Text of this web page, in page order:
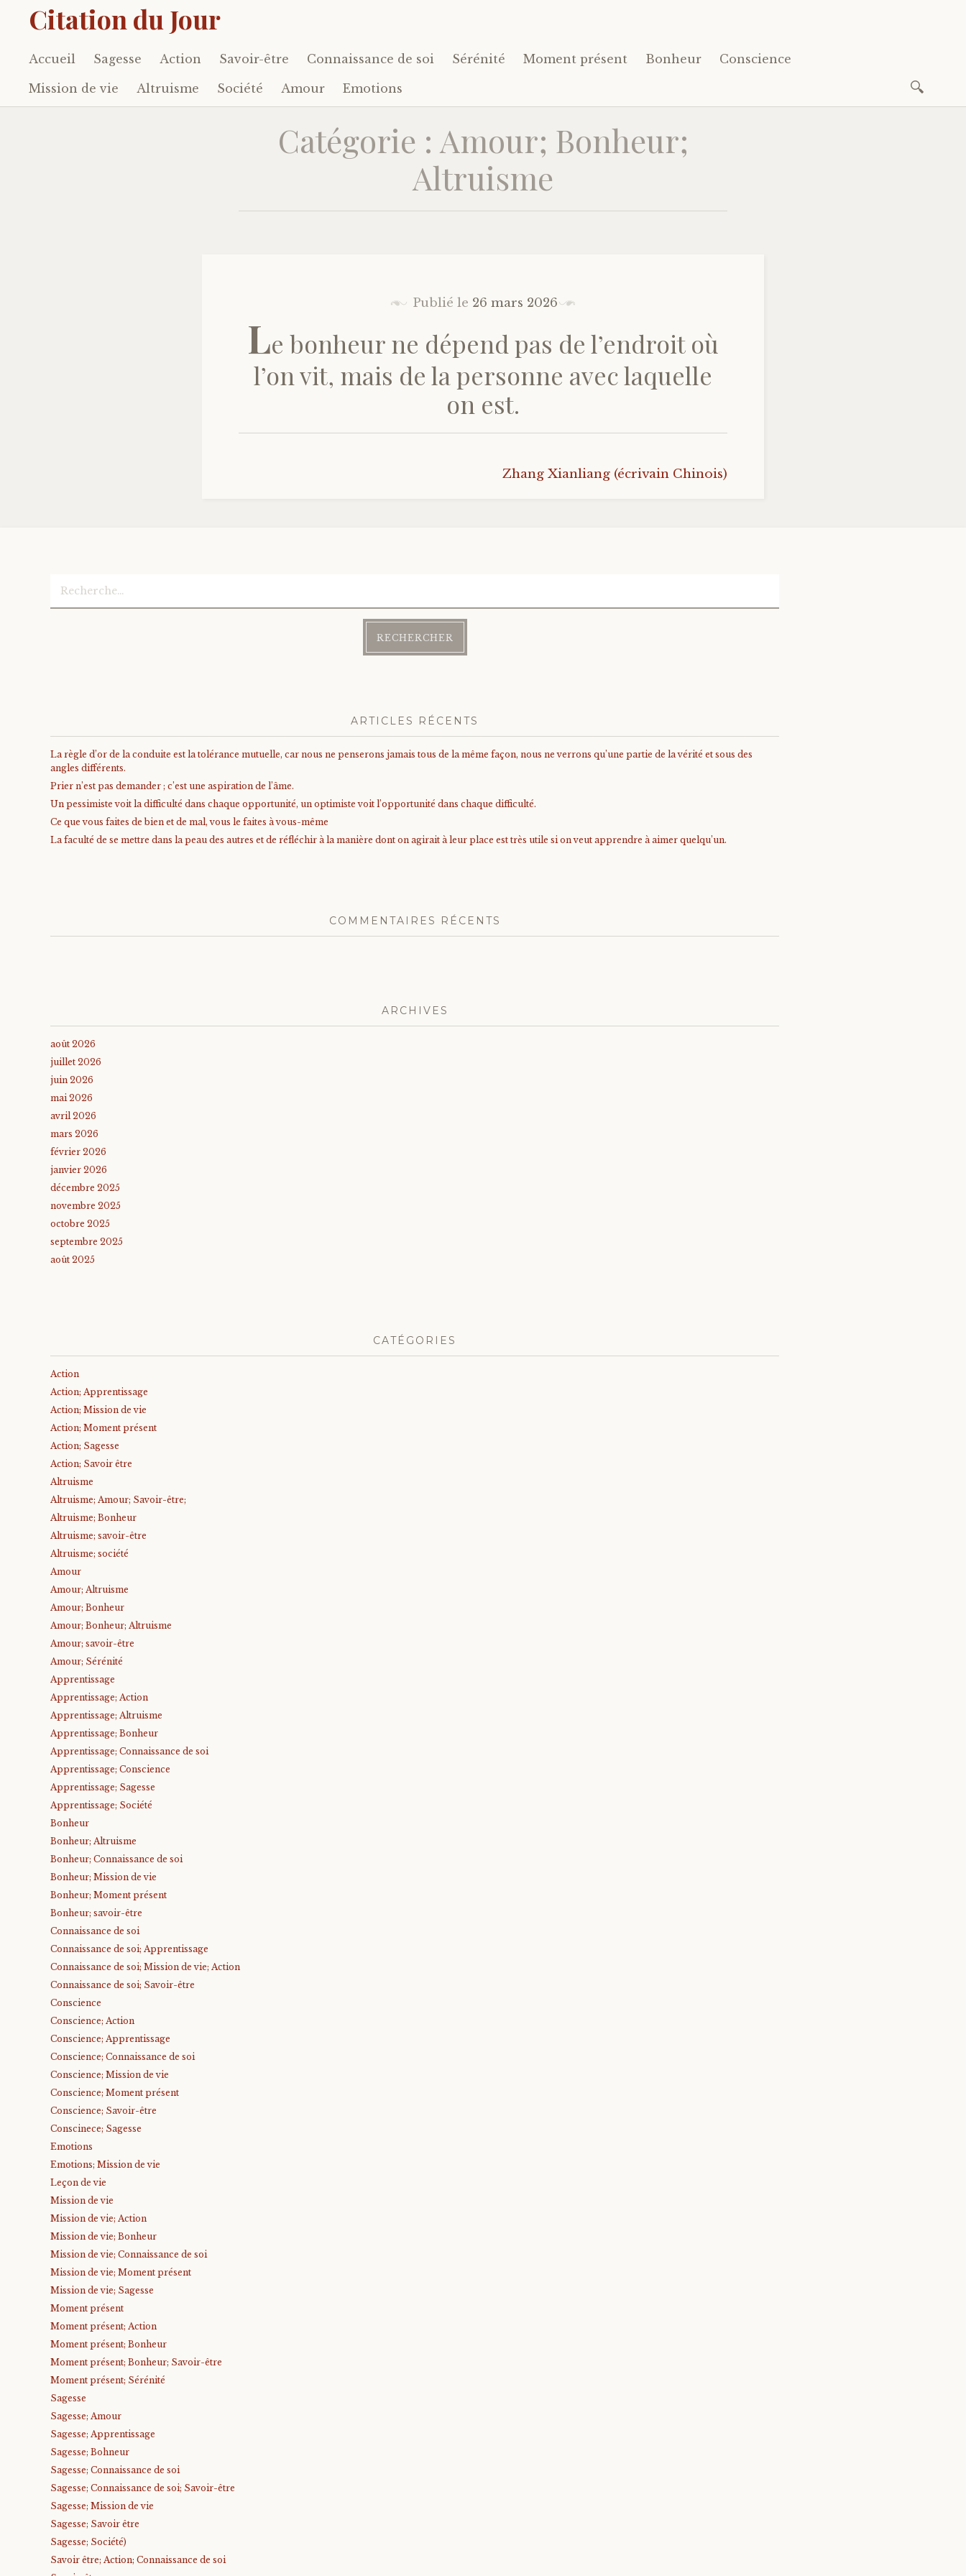
Citation du Jour
Accéder
au
Accueil Sagesse Action Savoir-être Connaissance de soi Sérénité Moment présent Bonheur Conscience
Mission de vie Altruisme Société Amour Emotions
Catégorie : Amour; Bonheur;
Altruisme
Publié le 26 mars 2026
Le bonheur ne dépend pas de l’endroit où
l’on vit, mais de la personne avec laquelle
on est.
Zhang Xianliang (écrivain Chinois)
Rechercher :
ARTICLES RÉCENTS
La règle d’or de la conduite est la tolérance mutuelle, car nous ne penserons jamais tous de la même façon, nous ne verrons qu’une partie de la vérité et sous des
angles différents.
Prier n’est pas demander ; c’est une aspiration de l’âme.
Un pessimiste voit la difficulté dans chaque opportunité, un optimiste voit l’opportunité dans chaque difficulté.
Ce que vous faites de bien et de mal, vous le faites à vous-même
La faculté de se mettre dans la peau des autres et de réfléchir à la manière dont on agirait à leur place est très utile si on veut apprendre à aimer quelqu’un.
COMMENTAIRES RÉCENTS
ARCHIVES
août 2026
juillet 2026
juin 2026
mai 2026
avril 2026
mars 2026
février 2026
janvier 2026
décembre 2025
novembre 2025
octobre 2025
septembre 2025
août 2025
CATÉGORIES
Action
Action; Apprentissage
Action; Mission de vie
Action; Moment présent
Action; Sagesse
Action; Savoir être
Altruisme
Altruisme; Amour; Savoir-être;
Altruisme; Bonheur
Altruisme; savoir-être
Altruisme; société
Amour
Amour; Altruisme
Amour; Bonheur
Amour; Bonheur; Altruisme
Amour; savoir-être
Amour; Sérénité
Apprentissage
Apprentissage; Action
Apprentissage; Altruisme
Apprentissage; Bonheur
Apprentissage; Connaissance de soi
Apprentissage; Conscience
Apprentissage; Sagesse
Apprentissage; Société
Bonheur
Bonheur; Altruisme
Bonheur; Connaissance de soi
Bonheur; Mission de vie
Bonheur; Moment présent
Bonheur; savoir-être
Connaissance de soi
Connaissance de soi; Apprentissage
Connaissance de soi; Mission de vie; Action
Connaissance de soi; Savoir-être
Conscience
Conscience; Action
Conscience; Apprentissage
Conscience; Connaissance de soi
Conscience; Mission de vie
Conscience; Moment présent
Conscience; Savoir-être
Conscinece; Sagesse
Emotions
Emotions; Mission de vie
Leçon de vie
Mission de vie
Mission de vie; Action
Mission de vie; Bonheur
Mission de vie; Connaissance de soi
Mission de vie; Moment présent
Mission de vie; Sagesse
Moment présent
Moment présent; Action
Moment présent; Bonheur
Moment présent; Bonheur; Savoir-être
Moment présent; Sérénité
Sagesse
Sagesse; Amour
Sagesse; Apprentissage
Sagesse; Bohneur
Sagesse; Connaissance de soi
Sagesse; Connaissance de soi; Savoir-être
Sagesse; Mission de vie
Sagesse; Savoir être
Sagesse; Société)
Savoir être; Action; Connaissance de soi